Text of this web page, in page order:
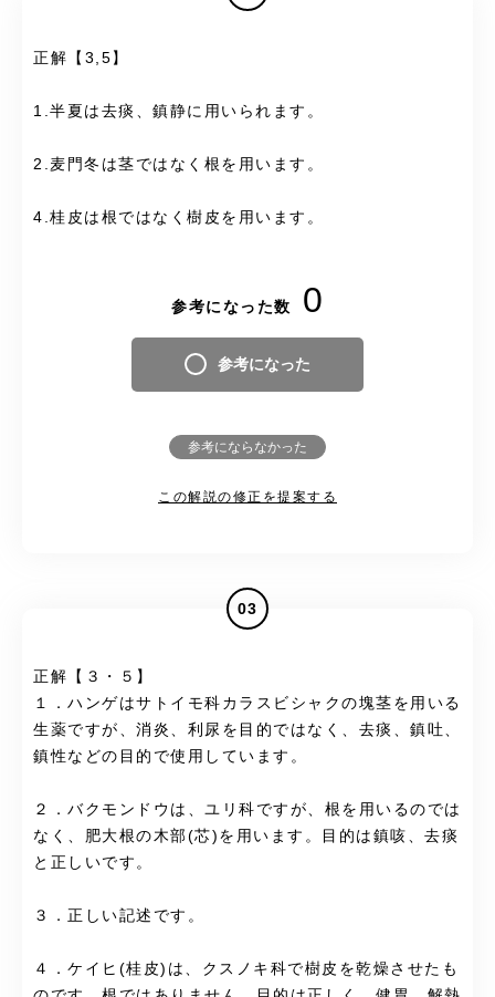
正解【3,5】
1.半夏は去痰、鎮静に用いられます。
2.麦門冬は茎ではなく根を用います。
4.桂皮は根ではなく樹皮を用います。
参考になった数 0
参考になった
参考にならなかった
この解説の修正を提案する
03
正解【３・５】
１．ハンゲはサトイモ科カラスビシャクの塊茎を用いる
生薬ですが、消炎、利尿を目的ではなく、去痰、鎮吐、
鎮性などの目的で使用しています。
２．バクモンドウは、ユリ科ですが、根を用いるのでは
なく、肥大根の木部(芯)を用います。目的は鎮咳、去痰
と正しいです。
３．正しい記述です。
４．ケイヒ(桂皮)は、クスノキ科で樹皮を乾燥させたも